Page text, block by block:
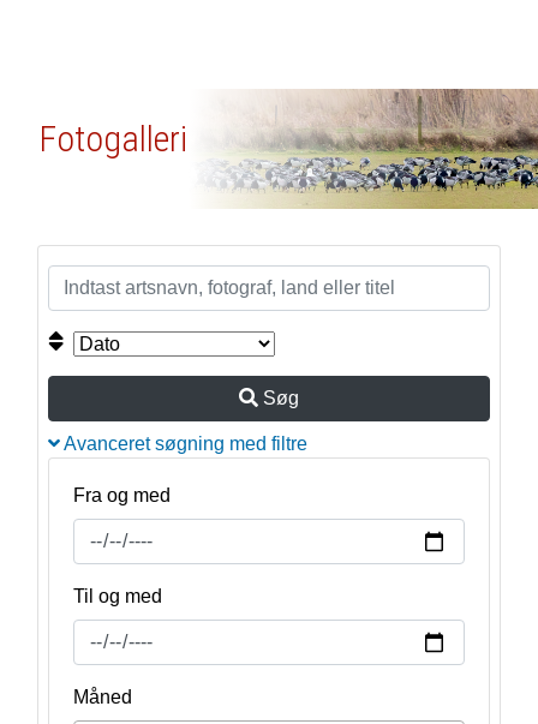
Fotogalleri
Søg
Avanceret søgning med filtre
Fra og med
Til og med
Måned